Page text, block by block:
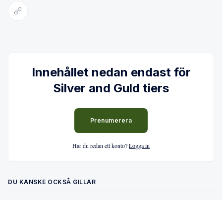
Kopiera länk
Innehållet nedan endast för
Silver and Guld tiers
Prenumerera
Har du redan ett konto?Logga in
DU KANSKE OCKSÅ GILLAR